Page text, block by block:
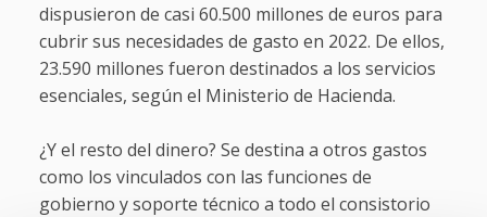
dispusieron de casi 60.500 millones de euros para
cubrir sus necesidades de gasto en 2022. De ellos,
23.590 millones fueron destinados a los servicios
esenciales, según el Ministerio de Hacienda.
¿Y el resto del dinero? Se destina a otros gastos
como los vinculados con las funciones de
gobierno y soporte técnico a todo el consistorio